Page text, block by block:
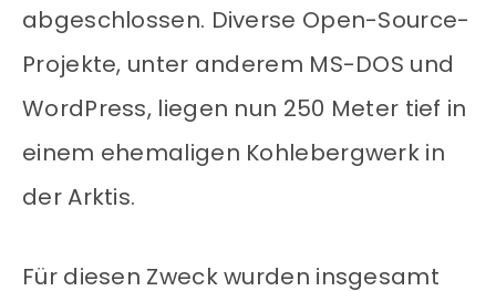
abgeschlossen. Diverse Open-Source-
Projekte, unter anderem MS-DOS und
WordPress, liegen nun 250 Meter tief in
einem ehemaligen Kohlebergwerk in
der Arktis.
Für diesen Zweck wurden insgesamt